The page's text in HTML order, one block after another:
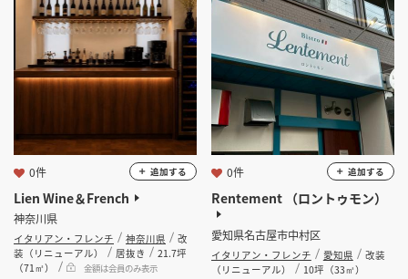
店舗開業・改装をご検討中の方へ
業種 選択する
イタリアン・フレンチ
設計・施工範囲 選択する
設計施工会社 選択する
会員ログインすると検索できます。
Lien Wine＆French
神奈川県
イタリアン・フレンチ 神奈川県
改
装（リニューアル）
居抜き
21.7坪
（71㎡）
金額は会員のみ表示
0件 追加する
Rentement （ロントゥモン）
愛知県名古屋市中村区
イタリアン・フレンチ 愛知県
改装
（リニューアル）
10坪（33㎡）
0件 追加する